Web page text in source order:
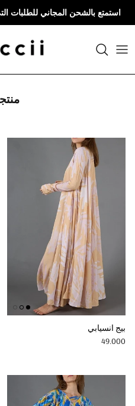
انتقل إلى المحتوى
استمتع بالشحن المجاني للطلبات التي تزيد
بيج انسيابي
Regular price
49.000